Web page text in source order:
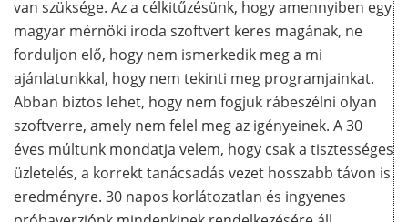
van szüksége. Az a célkitűzésünk, hogy amennyiben egy
magyar mérnöki iroda szoftvert keres magának, ne
forduljon elő, hogy nem ismerkedik meg a mi
ajánlatunkkal, hogy nem tekinti meg programjainkat.
Abban biztos lehet, hogy nem fogjuk rábeszélni olyan
szoftverre, amely nem felel meg az igényeinek. A 30
éves múltunk mondatja velem, hogy csak a tisztességes
üzletelés, a korrekt tanácsadás vezet hosszabb távon is
eredményre. 30 napos korlátozatlan és ingyenes